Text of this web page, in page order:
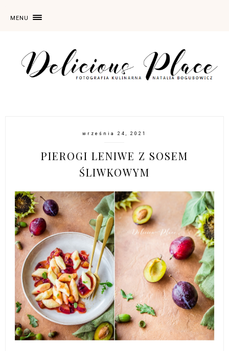
MENU
września 24, 2021
PIEROGI LENIWE Z SOSEM
ŚLIWKOWYM